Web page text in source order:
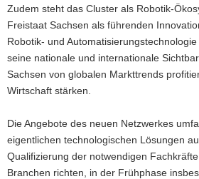
Zudem steht das Cluster als Robotik-
Freistaat Sachsen als führenden
Robotik- und
seine nationale und internationale
Sachsen von globalen Markttrends
Wirtschaft stärken.
Die Angebote des neuen Netzwerkes
eigentlichen technologischen Lösungen
Qualifizierung der notwendigen
Branchen richten, in der Frühphase